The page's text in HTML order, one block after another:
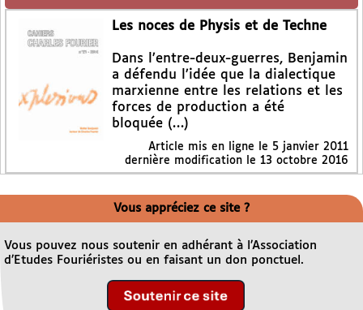
Les noces de Physis et de Techne
Dans l’entre-deux-guerres, Benjamin
a défendu l’idée que la dialectique
marxienne entre les relations et les
forces de production a été
bloquée (…)
Article mis en ligne le 5 janvier 2011
dernière modification le 13 octobre 2016
Vous appréciez ce site ?
Vous pouvez nous soutenir en adhérant à l’Association
d’Etudes Fouriéristes ou en faisant un don ponctuel.